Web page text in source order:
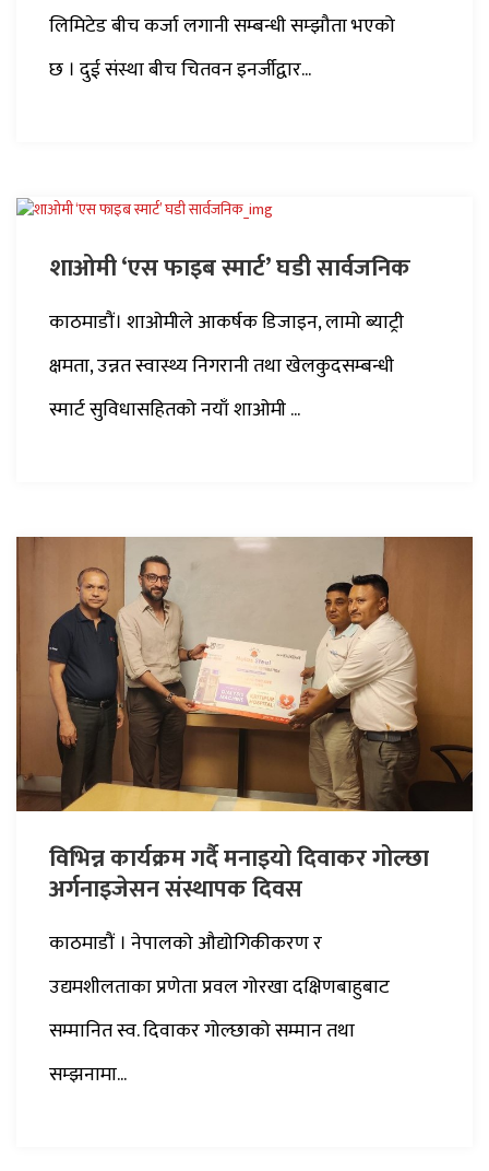
लिमिटेड बीच कर्जा लगानी सम्बन्धी सम्झौता भएको
छ । दुई संस्था बीच चितवन इनर्जीद्वार...
शाओमी ‘एस फाइब स्मार्ट’ घडी सार्वजनिक
काठमाडौं। शाओमीले आकर्षक डिजाइन, लामो ब्याट्री
क्षमता, उन्नत स्वास्थ्य निगरानी तथा खेलकुदसम्बन्धी
स्मार्ट सुविधासहितको नयाँ शाओमी ...
विभिन्न कार्यक्रम गर्दै मनाइयो दिवाकर गोल्छा
अर्गनाइजेसन संस्थापक दिवस
काठमाडौं । नेपालको औद्योगिकीकरण र
उद्यमशीलताका प्रणेता प्रवल गोरखा दक्षिणबाहुबाट
सम्मानित स्व. दिवाकर गोल्छाको सम्मान तथा
सम्झनामा...